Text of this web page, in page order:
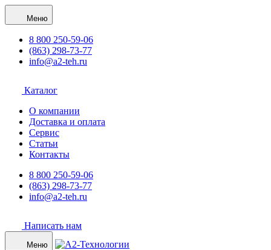
Меню
8 800 250-59-06
(863) 298-73-77
info@a2-teh.ru
Каталог
О компании
Доставка и оплата
Сервис
Статьи
Контакты
8 800 250-59-06
(863) 298-73-77
info@a2-teh.ru
Написать нам
Меню